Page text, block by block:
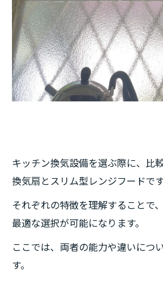
キッチン換気設備を選ぶ際に、比
換気扇とスリム型レンジフードです
それぞれの特徴を理解することで
最適な選択が可能になります。
ここでは、両者の能力や違いにつ
す。